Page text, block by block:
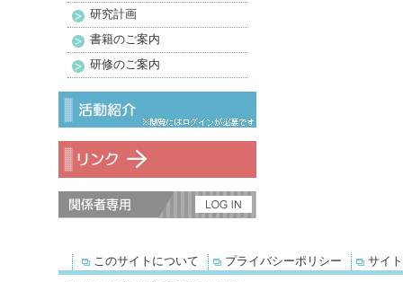
研究計画
書籍のご案内
研修のご案内
このサイトについて プライバシーポリシー サイ